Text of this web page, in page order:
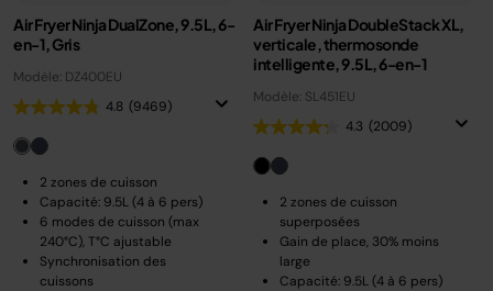
Air Fryer Ninja DualZone, 9.5L, 6-
en-1, Gris
Modèle: DZ400EU
4.8 (9469)
2 zones de cuisson
Capacité: 9.5L (4 à 6 pers)
6 modes de cuisson (max
240°C), T°C ajustable
Synchronisation des
cuissons
Air Fryer Ninja DoubleStack XL,
verticale, thermosonde
intelligente, 9.5L, 6-en-1
Modèle: SL451EU
4.3 (2009)
2 zones de cuisson
superposées
Gain de place, 30% moins
large
Capacité: 9.5L (4 à 6 pers)